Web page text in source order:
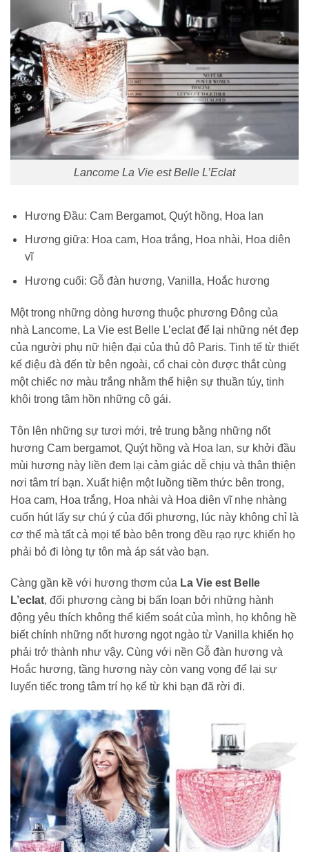
Lancome La Vie est Belle L’Eclat
Hương Đầu: Cam Bergamot, Quýt hồng, Hoa lan
Hương giữa: Hoa cam, Hoa trắng, Hoa nhài, Hoa diên
vĩ
Hương cuối: Gỗ đàn hương, Vanilla, Hoắc hương
Một trong những dòng hương thuộc phương Đông của
nhà Lancome, La Vie est Belle L’eclat để lại những nét đẹp
của người phụ nữ hiện đại của thủ đô Paris. Tinh tế từ thiết
kế điệu đà đến từ bên ngoài, cổ chai còn được thắt cùng
một chiếc nơ màu trắng nhằm thể hiện sự thuần túy, tinh
khôi trong tâm hồn những cô gái.
Tôn lên những sự tươi mới, trẻ trung bằng những nốt
hương Cam bergamot, Quýt hồng và Hoa lan, sự khởi đầu
mùi hương này liền đem lại cảm giác dễ chịu và thân thiện
nơi tâm trí bạn. Xuất hiện một luồng tiềm thức bên trong,
Hoa cam, Hoa trắng, Hoa nhài và Hoa diên vĩ nhẹ nhàng
cuốn hút lấy sự chú ý của đối phương, lúc này không chỉ là
cơ thể mà tất cả mọi tế bào bên trong đều rạo rực khiến họ
phải bỏ đi lòng tự tôn mà áp sát vào bạn.
Càng gần kề với hương thơm của La Vie est Belle
L’eclat, đối phương càng bị bấn loạn bởi những hành
động yêu thích không thể kiểm soát của mình, họ không hề
biết chính những nốt hương ngọt ngào từ Vanilla khiến họ
phải trở thành như vậy. Cùng với nền Gỗ đàn hương và
Hoắc hương, tầng hương này còn vang vọng để lại sự
luyến tiếc trong tâm trí họ kể từ khi bạn đã rời đi.